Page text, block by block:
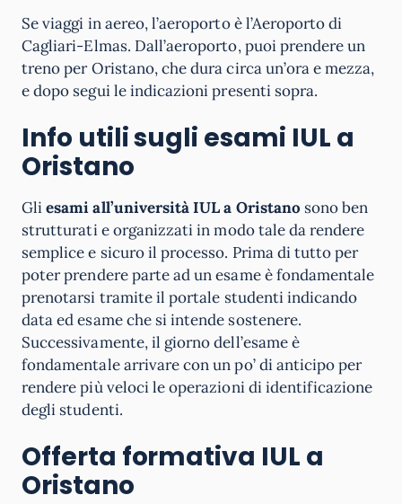
Se viaggi in aereo, l’aeroporto è l’Aeroporto di
Cagliari-Elmas. Dall’aeroporto, puoi prendere un
treno per Oristano, che dura circa un’ora e mezza,
e dopo segui le indicazioni presenti sopra.
Info utili sugli esami IUL a
Oristano
Gliesami all’università IUL a Oristano sono ben
strutturati e organizzati in modo tale da rendere
semplice e sicuro il processo. Prima di tutto per
poter prendere parte ad un esame è fondamentale
prenotarsi tramite il portale studenti indicando
data ed esame che si intende sostenere.
Successivamente, il giorno dell’esame è
fondamentale arrivare con un po’ di anticipo per
rendere più veloci le operazioni di identificazione
degli studenti.
Offerta formativa IUL a
Oristano